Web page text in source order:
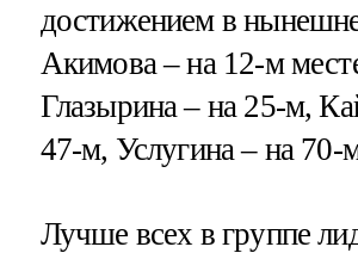
достижением в
Акимова – на 12-м
Глазырина – на 25-м,
47-м, Услугина – на 70-
Лучше всех в группе